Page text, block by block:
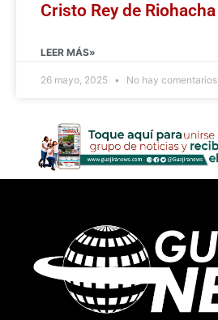
Cristo Rey de Riohacha
LEER MÁS»
26 mayo, 2025 No hay comentarios